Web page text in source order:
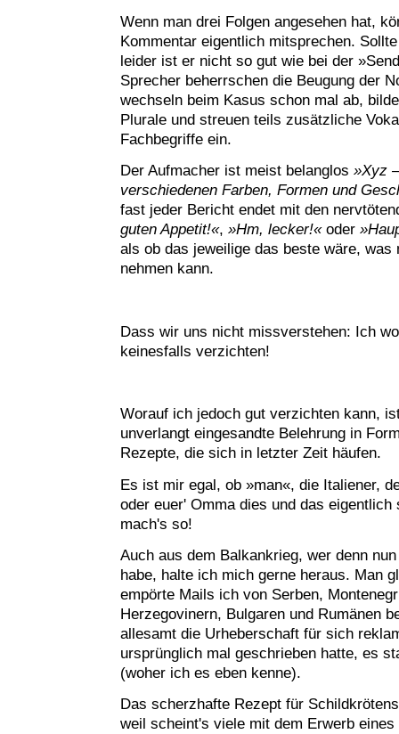
Wenn man drei Folgen angesehen hat,
Kommentar eigentlich mitsprechen.
leider ist er nicht so gut wie bei der
Sprecher beherrschen die Beugung der
wechseln beim Kasus schon mal ab,
Plurale und streuen teils zusätzliche
Fachbegriffe ein.
Der Aufmacher ist meist belanglos »Xyz
verschiedenen Farben, Formen und
fast jeder Bericht endet mit den
guten Appetit!«, »Hm, lecker!«oder
als ob das jeweilige das beste wäre, was
nehmen kann.
Dass wir uns nicht missverstehen: Ich
keinesfalls verzichten!
Worauf ich jedoch gut verzichten kann,
unverlangt eingesandte Belehrung in
Rezepte, die sich in letzter Zeit häufen.
Es ist mir egal, ob »man«, die Italiener,
oder euer' Omma dies und das
mach's so!
Auch aus dem Balkankrieg, wer denn
habe, halte ich mich gerne heraus. Man
empörte Mails ich von Serben,
Herzegovinern, Bulgaren und Rumänen
allesamt die Urheberschaft für sich
ursprünglich mal geschrieben hatte, es
(woher ich es eben kenne).
Das scherzhafte Rezept für
weil scheint's viele mit dem Erwerb